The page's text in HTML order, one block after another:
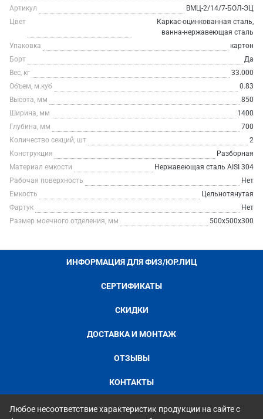
Артикул
ВМЦ-2/14/7-БОЛ-ЭЦ
Цвет
Каркас-оцинкованная сталь,
ванна-нержавеющая сталь
Упаковка
картон
Борт
Да
Вес, кг
33.000
Объем, м.куб
0.83
Высота, мм
850
Ширина, мм
1400
Глубина, мм
700
Количество секций, шт
2
Конструкция
Разборная
Материал емкости
Нержавеющая сталь AISI 304
Рабочая поверхность
Нет
Емкость
Цельнотянутая
Фартук
Нет
Размер моечного отделения, мм
500х500х300
ИНФОРМАЦИЯ ДЛЯ ФИЗ/ЮР.ЛИЦ
СЕРТИФИКАТЫ
СКИДКИ
ДОСТАВКА И МОНТАЖ
ОТЗЫВЫ
КОНТАКТЫ
Любое несоответствие характеристик продукции на сайте с